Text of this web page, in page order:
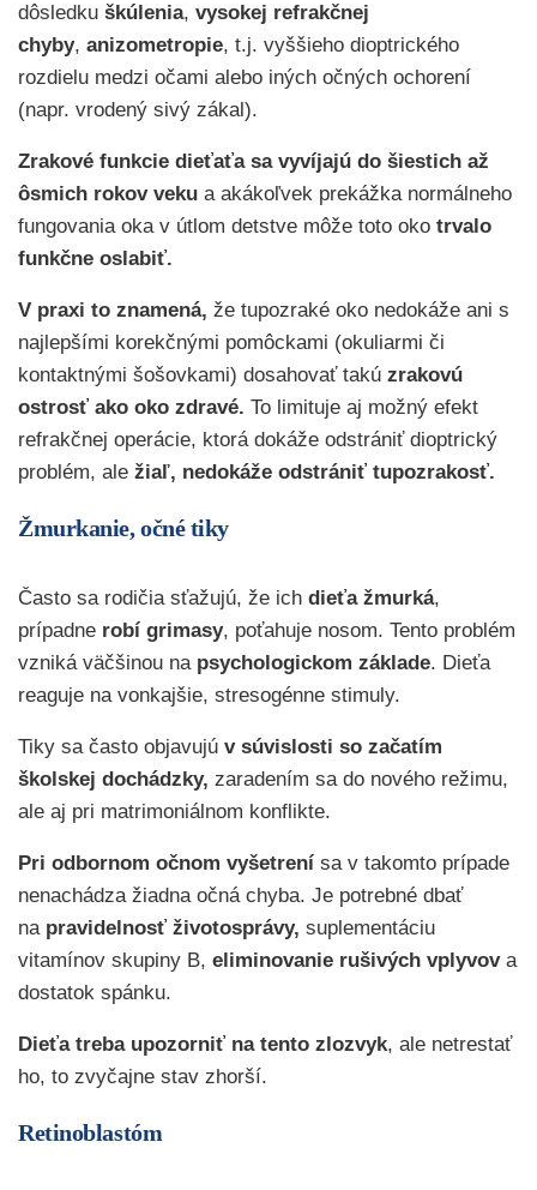
dôsledku škúlenia, vysokej refrakčnej
chyby, anizometropie, t.j. vyššieho dioptrického
rozdielu medzi očami alebo iných očných ochorení
(napr. vrodený sivý zákal).
Zrakové funkcie dieťaťa sa vyvíjajú do šiestich až
ôsmich rokov veku a akákoľvek prekážka normálneho
fungovania oka v útlom detstve môže toto oko trvalo
funkčne oslabiť.
V praxi to znamená, že tupozraké oko nedokáže ani s
najlepšími korekčnými pomôckami (okuliarmi či
kontaktnými šošovkami) dosahovať takú zrakovú
ostrosť ako oko zdravé. To limituje aj možný efekt
refrakčnej operácie, ktorá dokáže odstrániť dioptrický
problém, ale žiaľ, nedokáže odstrániť tupozrakosť.
Žmurkanie, očné tiky
Často sa rodičia sťažujú, že ich dieťa žmurká,
prípadne robí grimasy, poťahuje nosom. Tento problém
vzniká väčšinou na psychologickom základe. Dieťa
reaguje na vonkajšie, stresogénne stimuly.
Tiky sa často objavujú v súvislosti so začatím
školskej dochádzky, zaradením sa do nového režimu,
ale aj pri matrimoniálnom konflikte.
Pri odbornom očnom vyšetrení sa v takomto prípade
nenachádza žiadna očná chyba. Je potrebné dbať
na pravidelnosť životosprávy, suplementáciu
vitamínov skupiny B, eliminovanie rušivých vplyvova
dostatok spánku.
Dieťa treba upozorniť na tento zlozvyk, ale netrestať
ho, to zvyčajne stav zhorší.
Retinoblastóm